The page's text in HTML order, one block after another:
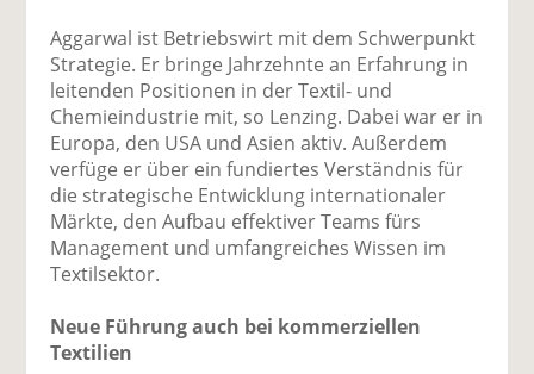
Aggarwal ist Betriebswirt mit dem Schwerpunkt
Strategie. Er bringe Jahrzehnte an Erfahrung in
leitenden Positionen in der Textil- und
Chemieindustrie mit, so Lenzing. Dabei war er in
Europa, den USA und Asien aktiv. Außerdem
verfüge er über ein fundiertes Verständnis für
die strategische Entwicklung internationaler
Märkte, den Aufbau effektiver Teams fürs
Management und umfangreiches Wissen im
Textilsektor.
Neue Führung auch bei kommerziellen
Textilien